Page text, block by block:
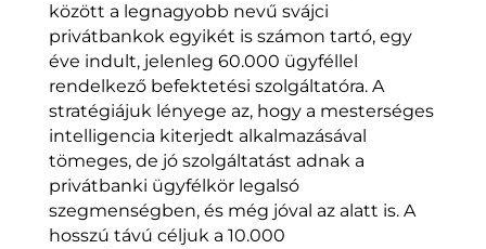
között a legnagyobb nevű svájci
privátbankok egyikét is számon tartó, egy
éve indult, jelenleg 60.000 ügyféllel
rendelkező befektetési szolgáltatóra. A
stratégiájuk lényege az, hogy a mesterséges
intelligencia kiterjedt alkalmazásával
tömeges, de jó szolgáltatást adnak a
privátbanki ügyfélkör legalsó
szegmenségben, és még jóval az alatt is. A
hosszú távú céljuk a 10.000